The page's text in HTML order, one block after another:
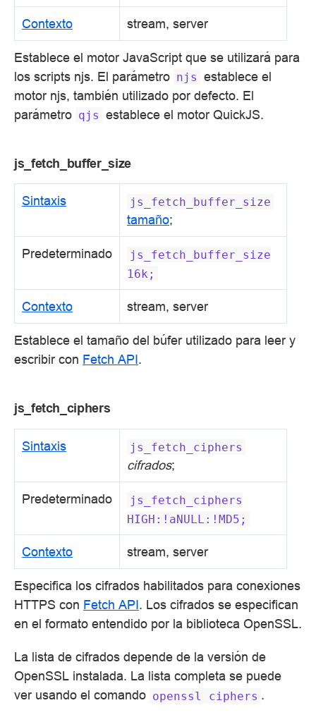
Contexto stream, server
Establece el motor JavaScript que se utilizará para
los scripts njs. El parámetro njs establece el
motor njs, también utilizado por defecto. El
parámetro qjs establece el motor QuickJS.
js_fetch_buffer_size
Sintaxis js_fetch_buffer_size
tamaño;
Predeterminado
js_fetch_buffer_size
16k;
Contexto stream, server
Establece el tamaño del búfer utilizado para leer y
escribir con Fetch API.
js_fetch_ciphers
Sintaxis js_fetch_ciphers
cifrados;
Predeterminado
js_fetch_ciphers
HIGH:!aNULL:!MD5;
Contexto stream, server
Especifica los cifrados habilitados para conexiones
HTTPS con Fetch API. Los cifrados se especifican
en el formato entendido por la biblioteca OpenSSL.
La lista de cifrados depende de la versión de
OpenSSL instalada. La lista completa se puede
ver usando el comando openssl ciphers .